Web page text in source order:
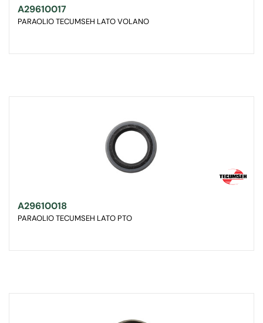
A29610017
PARAOLIO TECUMSEH LATO VOLANO
A29610018
PARAOLIO TECUMSEH LATO PTO